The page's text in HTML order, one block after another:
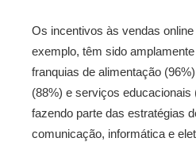
Os incentivos às vendas
exemplo, têm sido
franquias de alimentação
(88%) e serviços educacionais
fazendo parte das estratégias
comunicação, informática e